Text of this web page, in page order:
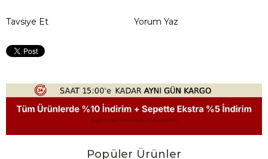
Tavsiye Et Yorum Yaz
Popüler Ürünler